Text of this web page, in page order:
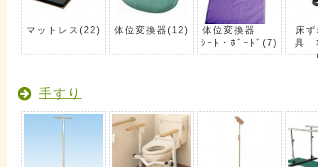
マットレス (22) 体位変換器 (12)
体位変換器
ｼｰﾄ・ﾎﾞｰﾄﾞ(7)
床
具
手すり